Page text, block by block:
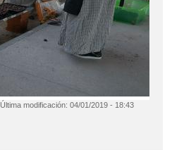
Última modificación:04/01/2019 - 18:43